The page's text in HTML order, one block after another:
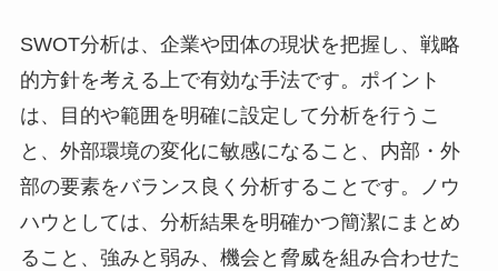
SWOT分析は、企業や団体の現状を把握し、戦略
的方針を考える上で有効な手法です。ポイント
は、目的や範囲を明確に設定して分析を行うこ
と、外部環境の変化に敏感になること、内部・外
部の要素をバランス良く分析することです。ノウ
ハウとしては、分析結果を明確かつ簡潔にまとめ
ること、強みと弱み、機会と脅威を組み合わせた